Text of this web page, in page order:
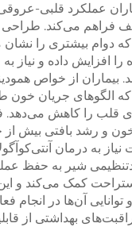
عملکرد قلبی-عروقی
فراهم می‌کند. طراحی
دوام بیشتری را
افزایش داده و نیاز
بیماران از خواص
الگوهای جریان خون
قلب را کاهش
و رشد بافتی بیش از
به درمان
شیر به حفظ
کمک می‌کند و
آن‌ها در انجام
بهداشتی از